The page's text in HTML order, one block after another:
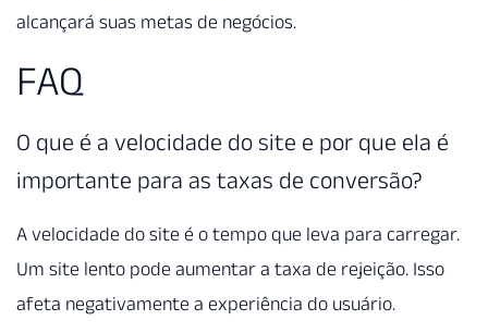
alcançará suas metas de negócios.
FAQ
O que é a velocidade do site e por que ela é
importante para as taxas de conversão?
A velocidade do site é o tempo que leva para carregar.
Um site lento pode aumentar a taxa de rejeição. Isso
afeta negativamente a experiência do usuário.